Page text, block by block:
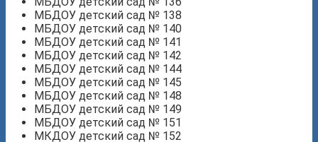
МБДОУ детский сад № 138
МБДОУ детский сад № 140
МБДОУ детский сад № 141
МБДОУ детский сад № 142
МБДОУ детский сад № 144
МБДОУ детский сад № 145
МБДОУ детский сад № 148
МБДОУ детский сад № 149
МБДОУ детский сад № 151
МКДОУ детский сад № 152